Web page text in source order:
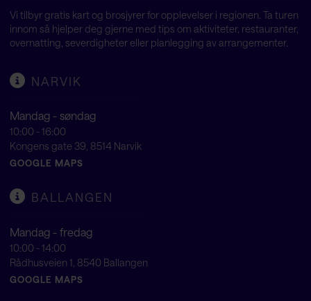
Vi tilbyr gratis kart og brosjyrer for opplevelser i regionen. Ta turen
innom så hjelper deg gjerne med tips om aktiviteter, restauranter,
overnatting, severdigheter eller planlegging av arrangementer.
NARVIK
Mandag - søndag
10:00 - 16:00
Kongens gate 39, 8514 Narvik
GOOGLE MAPS
BALLANGEN
Mandag - fredag
10:00 - 14:00
Rådhusveien 1, 8540 Ballangen
GOOGLE MAPS